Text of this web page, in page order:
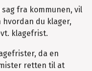
fra kommunen, vil
du klager,
klagefrist.
da en
retten til at